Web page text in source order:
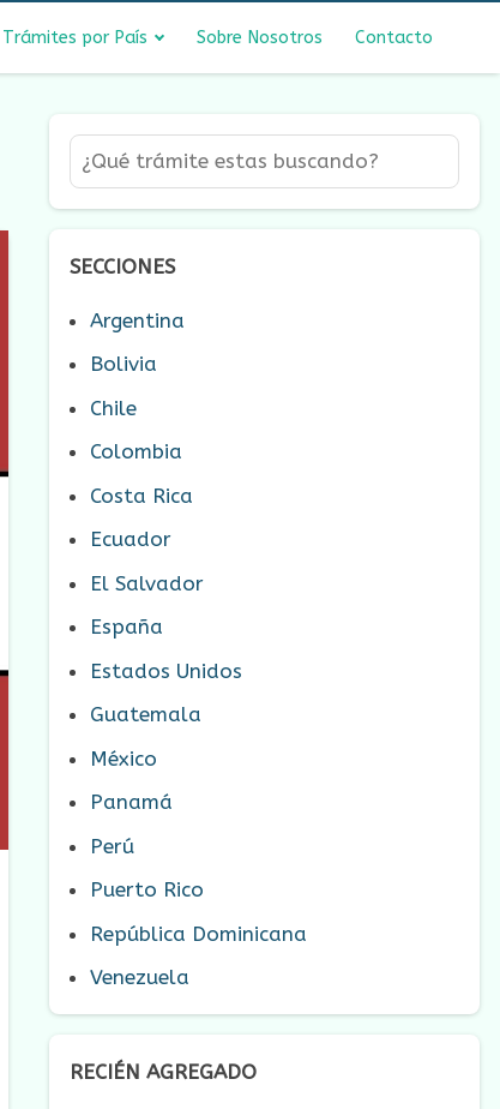
Trámites por País Sobre Nosotros Contacto
SECCIONES
Argentina
Bolivia
Chile
Colombia
Costa Rica
Ecuador
El Salvador
España
Estados Unidos
Guatemala
México
Panamá
Perú
Puerto Rico
República Dominicana
Venezuela
RECIÉN AGREGADO